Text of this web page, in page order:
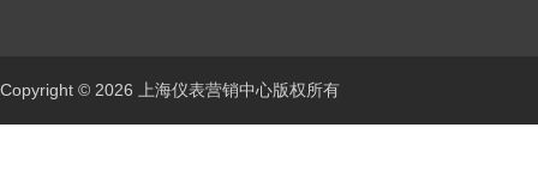
Copyright © 2026 上海仪表营销中心版权所有